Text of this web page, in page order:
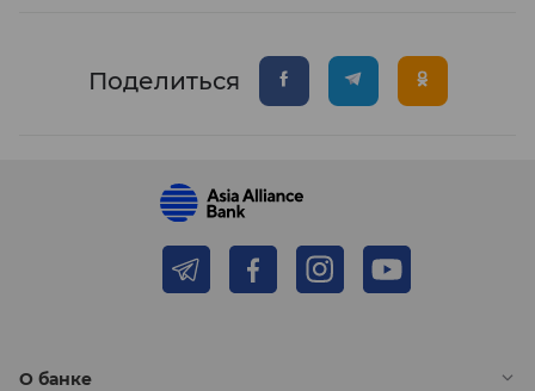
Поделиться
О банке